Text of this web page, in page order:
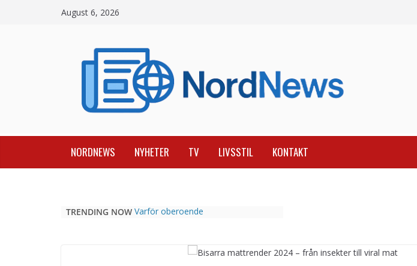
August 6, 2026
NORDNEWS NYHETER TV LIVSSTIL KONTAKT
TRENDING NOW Varför oberoende
Picknickbord utomhus i olika
modeller för trädgård och offentlig